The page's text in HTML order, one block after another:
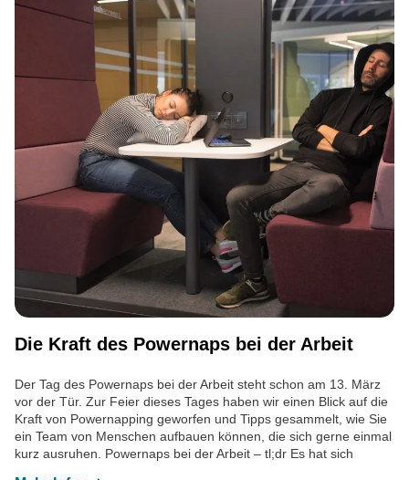
Die Kraft des Powernaps bei der Arbeit
Der Tag des Powernaps bei der Arbeit steht schon am 13. März
vor der Tür. Zur Feier dieses Tages haben wir einen Blick auf die
Kraft von Powernapping geworfen und Tipps gesammelt, wie Sie
ein Team von Menschen aufbauen können, die sich gerne einmal
kurz ausruhen. Powernaps bei der Arbeit – tl;dr Es hat sich